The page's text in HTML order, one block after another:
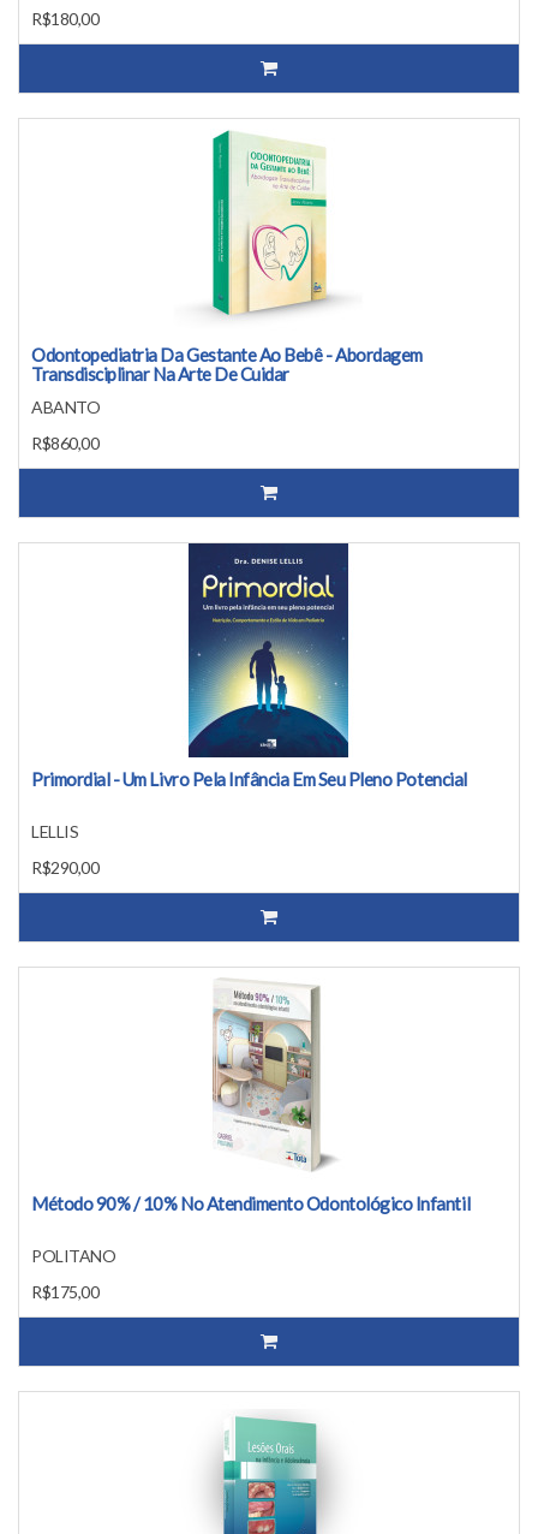
R$180,00
Odontopediatria Da Gestante Ao Bebê - Abordagem
Transdisciplinar Na Arte De Cuidar
ABANTO
R$860,00
Primordial - Um Livro Pela Infância Em Seu Pleno Potencial
LELLIS
R$290,00
Método 90% / 10% No Atendimento Odontológico Infantil
POLITANO
R$175,00